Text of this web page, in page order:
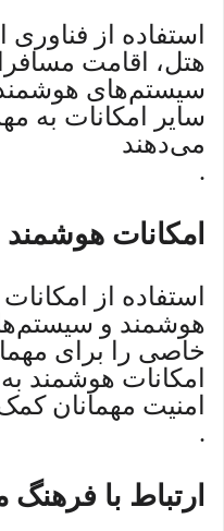
استفاده از
هتل، اقامت
سیستم‌های هوشمند
سایر امکانات به
می‌دهند
.
امکانات هوشمند
استفاده از
هوشمند و
خاصی را برای
امکانات هوشمند
امنیت مهمانان
.
ارتباط با